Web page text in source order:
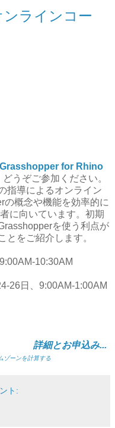
ンラインコー
for Rhino
うぞご参加ください。
指導によるオンライン
の概念や機能を効率的に
に向いています。初期
を使う利点が
とをご紹介します。
10:30AM
26日、9:00AM-1:00AM
詳細とお申込み...
ゾーンを計算する
ト: